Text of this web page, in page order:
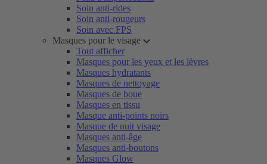
Soin anti-rides
Soin anti-rougeurs
Soin avec FPS
Masques pour le visage
Tout afficher
Masques pour les yeux et les lèvres
Masques hydratants
Masques de nettoyage
Masques de boue
Masques en tissu
Masque anti-points noirs
Masque de nuit visage
Masques anti-âge
Masques anti-boutons
Masques Glow